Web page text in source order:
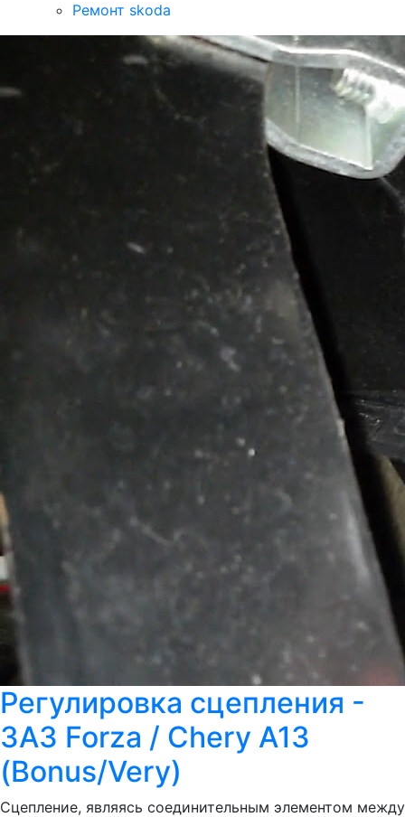
Ремонт skoda
Регулировка сцепления -
ЗАЗ Forza / Chery A13
(Bonus/Very)
Сцепление, являясь соединительным элементом между